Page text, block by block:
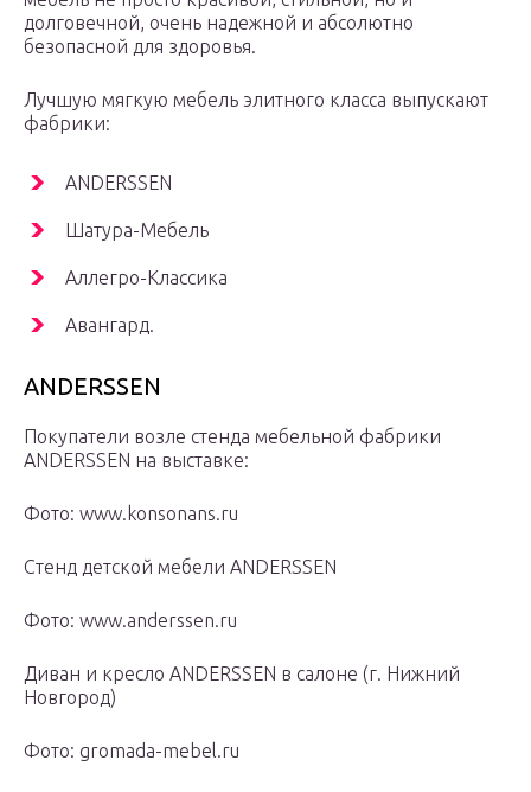
долговечной, очень надежной и абсолютно
безопасной для здоровья.
Лучшую мягкую мебель элитного класса выпускают
фабрики:
ANDERSSEN
Шатура-Мебель
Аллегро-Классика
Авангард.
ANDERSSEN
Покупатели возле стенда мебельной фабрики
ANDERSSEN на выставке:
Фото: www.konsonans.ru
Стенд детской мебели ANDERSSEN
Фото: www.anderssen.ru
Диван и кресло ANDERSSEN в салоне (г. Нижний
Новгород)
Фото: gromada-mebel.ru